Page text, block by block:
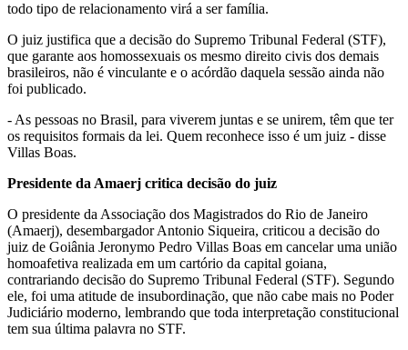
todo tipo de relacionamento virá a ser família.
O juiz justifica que a decisão do Supremo Tribunal Federal (STF),
que garante aos homossexuais os mesmo direito civis dos demais
brasileiros, não é vinculante e o acórdão daquela sessão ainda não
foi publicado.
- As pessoas no Brasil, para viverem juntas e se unirem, têm que ter
os requisitos formais da lei. Quem reconhece isso é um juiz - disse
Villas Boas.
Presidente da Amaerj critica decisão do juiz
O presidente da Associação dos Magistrados do Rio de Janeiro
(Amaerj), desembargador Antonio Siqueira, criticou a decisão do
juiz de Goiânia Jeronymo Pedro Villas Boas em cancelar uma união
homoafetiva realizada em um cartório da capital goiana,
contrariando decisão do Supremo Tribunal Federal (STF). Segundo
ele, foi uma atitude de insubordinação, que não cabe mais no Poder
Judiciário moderno, lembrando que toda interpretação constitucional
tem sua última palavra no STF.